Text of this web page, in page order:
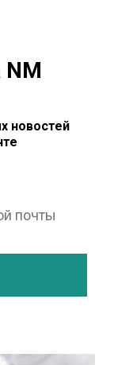
NM
новостей